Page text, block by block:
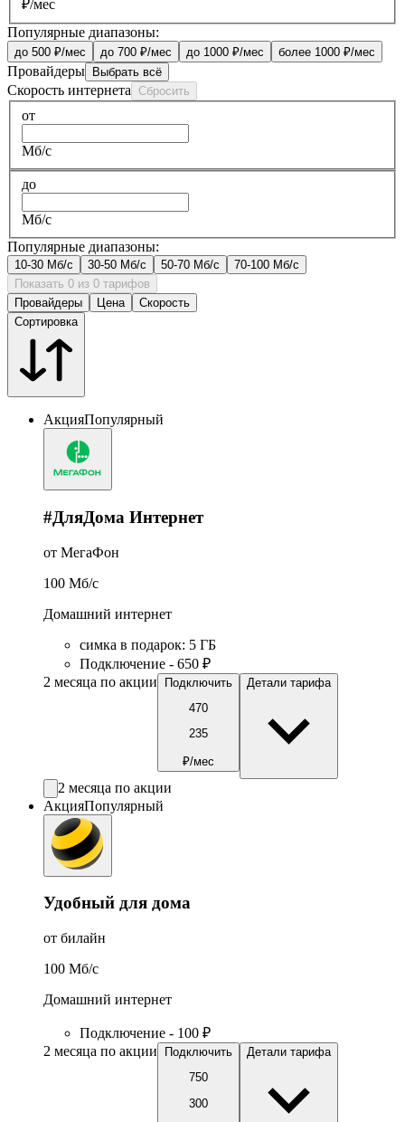
₽/мес
Популярные диапазоны:
до 500 ₽/мес до 700 ₽/мес до 1000 ₽/мес более 1000 ₽/мес
Провайдеры Выбрать всё
Скорость интернета Сбросить
от
Мб/с
до
Мб/с
Популярные диапазоны:
10-30 Мб/с 30-50 Мб/с 50-70 Мб/с
70-100 Мб/с
Показать 0 из 0 тарифов
Провайдеры
Цена
Скорость
Сортировка
АкцияПопулярный
#ДляДома Интернет
от МегаФон
100 Мб/c
Домашний интернет
симка в подарок: 5 ГБ
Подключение - 650 ₽
2 месяца по акции
Подключить
470
235
₽/мес
Детали тарифа
2 месяца по акции
АкцияПопулярный
Удобный для дома
от билайн
100 Мб/c
Домашний интернет
Подключение - 100 ₽
2 месяца по акции
Подключить
750
300
Детали тарифа